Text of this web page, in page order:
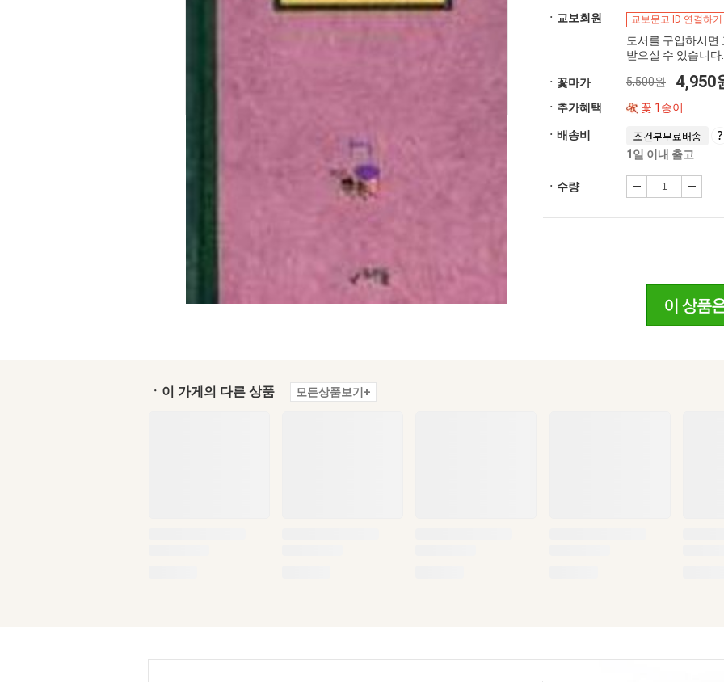
ㆍ교보회원
교보문고 ID 연결하기
도서를 구입하시면
받으실 수 있습니다.
ㆍ꽃마가 5,500원 4,950
ㆍ추가혜택 꽃 1송이
ㆍ배송비 조건부무료배송
1일 이내 출고
ㆍ수량
ㆍ이 가게의 다른 상품 모든상품보기+